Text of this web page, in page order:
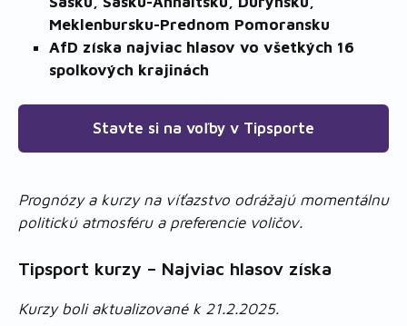
Meklenbursku-Prednom Pomoransku
AfD získa najviac hlasov vo všetkých 16
spolkových krajinách
Stavte si na voľby v Tipsporte
Prognózy a kurzy na víťazstvo odrážajú momentálnu
politickú atmosféru a preferencie voličov.
Tipsport kurzy – Najviac hlasov získa
Kurzy boli aktualizované k 21.2.2025.